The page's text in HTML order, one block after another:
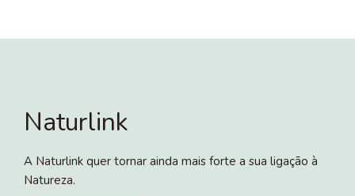
Naturlink
A Naturlink quer tornar ainda mais forte a sua ligação à
Natureza.